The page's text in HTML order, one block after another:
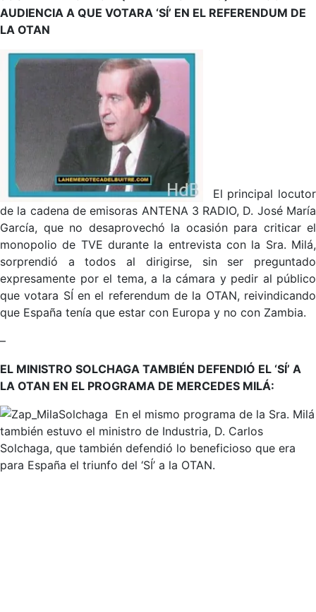
AUDIENCIA A QUE VOTARA ‘SÍ’ EN EL REFERENDUM DE
LA OTAN
El principal locutor
de la cadena de emisoras ANTENA 3 RADIO, D. José María
García, que no desaprovechó la ocasión para criticar el
monopolio de TVE durante la entrevista con la Sra. Milá,
sorprendió a todos al dirigirse, sin ser preguntado
expresamente por el tema, a la cámara y pedir al público
que votara SÍ en el referendum de la OTAN, reivindicando
que España tenía que estar con Europa y no con Zambia.
–
EL MINISTRO SOLCHAGA TAMBIÉN DEFENDIÓ EL ‘SÍ’ A
LA OTAN EN EL PROGRAMA DE MERCEDES MILÁ:
En el mismo programa de la Sra. Milá
también estuvo el ministro de Industria, D. Carlos
Solchaga, que también defendió lo beneficioso que era
para España el triunfo del ‘SÍ’ a la OTAN.